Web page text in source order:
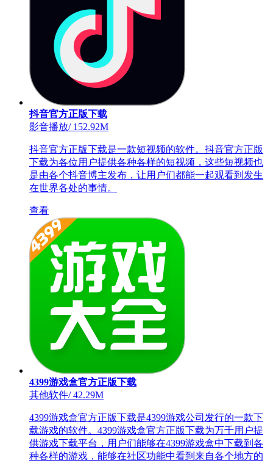
抖音官方正版下载
影音播放/152.92M
抖音官方正版下载是一款短视频的软件。抖音官方正版
下载为各位用户提供各种各样的短视频，这些短视频也
是由各个抖音博主发布，让用户们都能一起观看到发生
在世界各处的事情。
查看
4399游戏盒官方正版下载
其他软件/42.29M
4399游戏盒官方正版下载是4399游戏公司发行的一款下
载游戏的软件。4399游戏盒官方正版下载为万千用户提
供游戏下载平台，用户们能够在4399游戏盒中下载到各
种各样的游戏，能够在社区功能中看到来自各个地方的